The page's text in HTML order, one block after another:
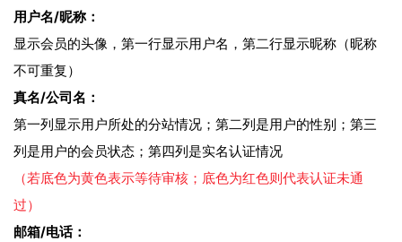
用户名/昵称：
显示会员的头像，第一行显示用户名，第二行显示昵称（昵称
不可重复）
真名/公司名：
第一列显示用户所处的分站情况；第二列是用户的性别；第三
列是用户的会员状态；第四列是实名认证情况
（若底色为黄色表示等待审核；底色为红色则代表认证未通
过）
邮箱/电话：